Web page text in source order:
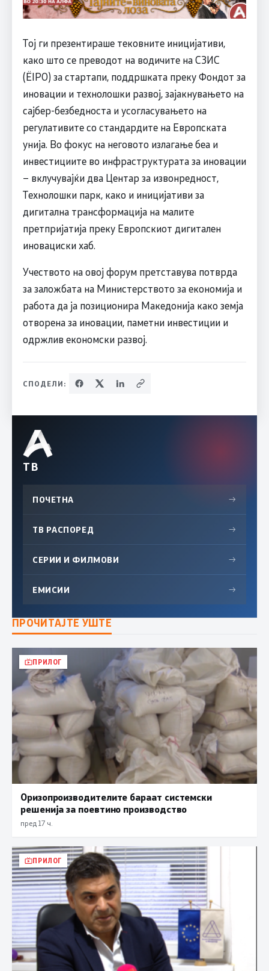
Тој ги презентираше тековните иницијативи,
како што се преводот на водичите на СЗИС
(ËIPO) за стартапи, поддршката преку Фондот за
иновации и технолошки развој, зајакнувањето на
сајбер-безбедноста и усогласувањето на
регулативите со стандардите на Европската
унија. Во фокус на неговото излагање беа и
инвестициите во инфраструктурата за иновации
– вклучувајќи два Центар за извонредност,
Технолошки парк, како и иницијативи за
дигитална трансформација на малите
претпријатија преку Европскиот дигитален
иновациски хаб.
Учеството на овој форум претставува потврда
за заложбата на Министерството за економија и
работа да ја позиционира Македонија како земја
отворена за иновации, паметни инвестиции и
одржлив економски развој.
СПОДЕЛИ:
ТВ
ПОЧЕТНА →
ТВ РАСПОРЕД →
СЕРИИ И ФИЛМОВИ →
ЕМИСИИ →
ПРОЧИТАЈТЕ УШТЕ
ПРИЛОГ
Оризопроизводителите бараат системски
решенија за поевтино производство
пред 17 ч.
ПРИЛОГ